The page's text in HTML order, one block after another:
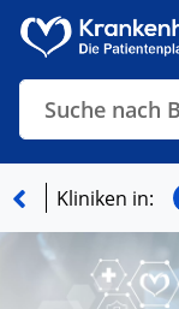
Suche nach
Kliniken in: